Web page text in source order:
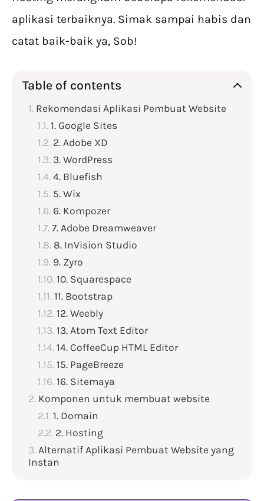
aplikasi terbaiknya. Simak sampai habis dan
catat baik-baik ya, Sob!
Table of contents
Rekomendasi Aplikasi Pembuat Website
1. Google Sites
2. Adobe XD
3. WordPress
4. Bluefish
5. Wix
6. Kompozer
7. Adobe Dreamweaver
8. InVision Studio
9. Zyro
10. Squarespace
11. Bootstrap
12. Weebly
13. Atom Text Editor
14. CoffeeCup HTML Editor
15. PageBreeze
16. Sitemaya
Komponen untuk membuat website
1. Domain
2. Hosting
Alternatif Aplikasi Pembuat Website yang
Instan